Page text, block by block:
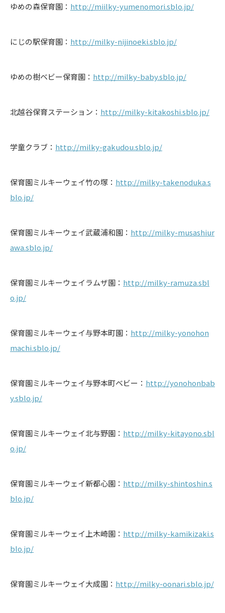
ゆめの森保育園： http://miilky-yumenomori.sblo.jp/
にじの駅保育園： http://milky-nijinoeki.sblo.jp/
ゆめの樹ベビー保育園： http://milky-baby.sblo.jp/
北越谷保育ステーション： http://milky-kitakoshi.sblo.jp/
学童クラブ： http://milky-gakudou.sblo.jp/
保育園ミルキーウェイ竹の塚： http://milky-takenoduka.s
blo.jp/
保育園ミルキーウェイ武蔵浦和園： http://milky-musashiur
awa.sblo.jp/
保育園ミルキーウェイラムザ園： http://milky-ramuza.sbl
o.jp/
保育園ミルキーウェイ与野本町園： http://milky-yonohon
machi.sblo.jp/
保育園ミルキーウェイ与野本町ベビー： http://yonohonbab
y.sblo.jp/
保育園ミルキーウェイ北与野園： http://milky-kitayono.sbl
o.jp/
保育園ミルキーウェイ新都心園： http://milky-shintoshin.s
blo.jp/
保育園ミルキーウェイ上木崎園： http://milky-kamikizaki.s
blo.jp/
保育園ミルキーウェイ大成園： http://milky-oonari.sblo.jp/